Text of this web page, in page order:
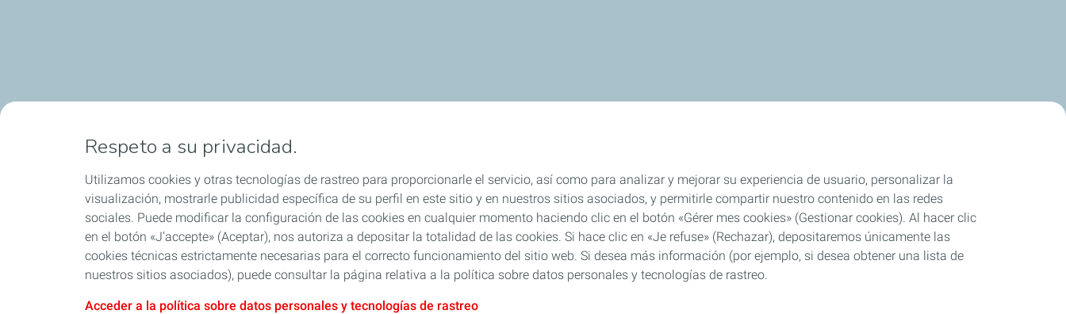
Respeto a su privacidad.
Utilizamos cookies y otras tecnologías de rastreo para proporcionarle el servicio, así como para analizar y mejorar su experiencia de usuario, personalizar la
visualización, mostrarle publicidad específica de su perfil en este sitio y en nuestros sitios asociados, y permitirle compartir nuestro contenido en las redes
sociales. Puede modificar la configuración de las cookies en cualquier momento haciendo clic en el botón «Gérer mes cookies» (Gestionar cookies). Al hacer clic
en el botón «J’accepte» (Aceptar), nos autoriza a depositar la totalidad de las cookies. Si hace clic en «Je refuse» (Rechazar), depositaremos únicamente las
cookies técnicas estrictamente necesarias para el correcto funcionamiento del sitio web. Si desea más información (por ejemplo, si desea obtener una lista de
nuestros sitios asociados), puede consultar la página relativa a la política sobre datos personales y tecnologías de rastreo.
Acceder a la política sobre datos personales y tecnologías de rastreo